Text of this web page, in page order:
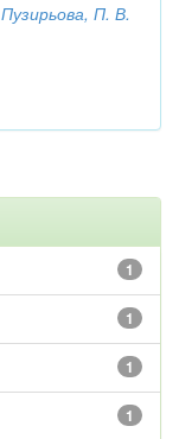
Пузирьова, П. В.
1
1
1
1